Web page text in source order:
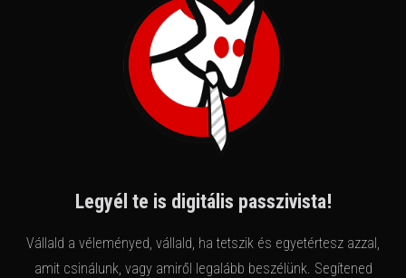
Legyél te is digitális passzivista!
Vállald a véleményed, vállald, ha tetszik és egyetértesz azzal,
amit csinálunk, vagy amiről legalább beszélünk. Segítened